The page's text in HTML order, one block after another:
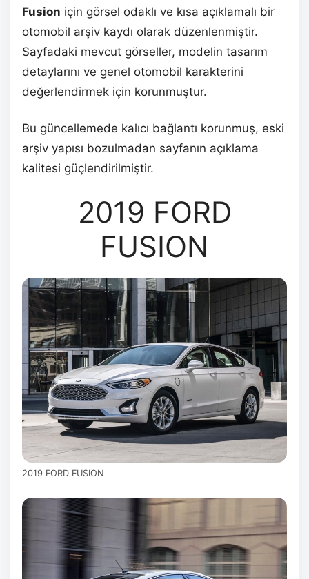
Fusion için görsel odaklı ve kısa açıklamalı bir
otomobil arşiv kaydı olarak düzenlenmiştir.
Sayfadaki mevcut görseller, modelin tasarım
detaylarını ve genel otomobil karakterini
değerlendirmek için korunmuştur.
Bu güncellemede kalıcı bağlantı korunmuş, eski
arşiv yapısı bozulmadan sayfanın açıklama
kalitesi güçlendirilmiştir.
2019 FORD
FUSION
2019 FORD FUSION